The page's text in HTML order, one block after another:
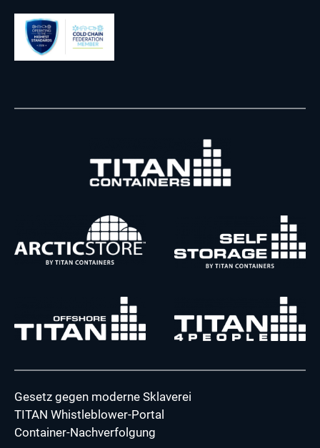
Gesetz gegen moderne Sklaverei
TITAN Whistleblower-Portal
Container-Nachverfolgung